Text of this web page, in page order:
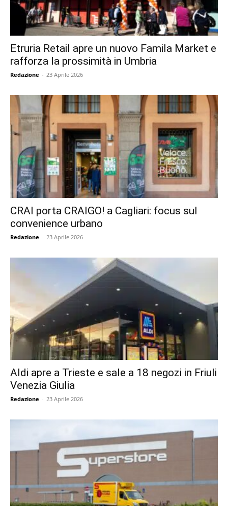
Etruria Retail apre un nuovo Famila Market e
rafforza la prossimità in Umbria
Redazione - 23 Aprile 2026
CRAI porta CRAIGO! a Cagliari: focus sul
convenience urbano
Redazione - 23 Aprile 2026
Aldi apre a Trieste e sale a 18 negozi in Friuli
Venezia Giulia
Redazione - 23 Aprile 2026